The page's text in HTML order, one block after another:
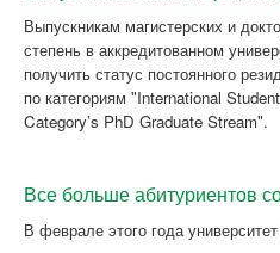
Выпускникам магистерских и
степень в аккредитованном
получить статус постоянного
по категориям "International
Category’s PhD Graduate Stream".
Все больше абитуриентов
В феврале этого года